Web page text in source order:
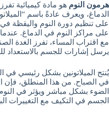
هرمون النوم هو مادة كيميائية
الدماغ، ويعرف عادةً باسم
على تنظيم دورة النوم واليقظة
على مراكز النوم في الدماغ.
مع اقتراب المساء، تفرز الغدة
يرسل إشارات للجسم بالاستعداد
يُنتج الميلاتونين بشكل رئيسي
في الصباح. من هذا المنطلق، فإن
الضوء بشكل مباشر ويؤثر في
الجسم في التكيف مع التغييرات